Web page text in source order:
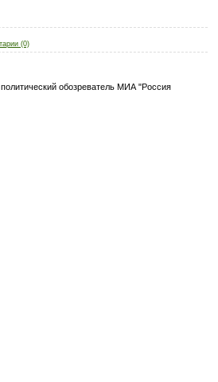
(0)
обозреватель МИА "Россия